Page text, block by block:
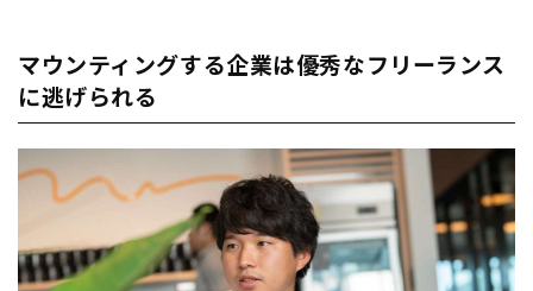
マウンティングする企業は優秀なフリーランス
に逃げられる